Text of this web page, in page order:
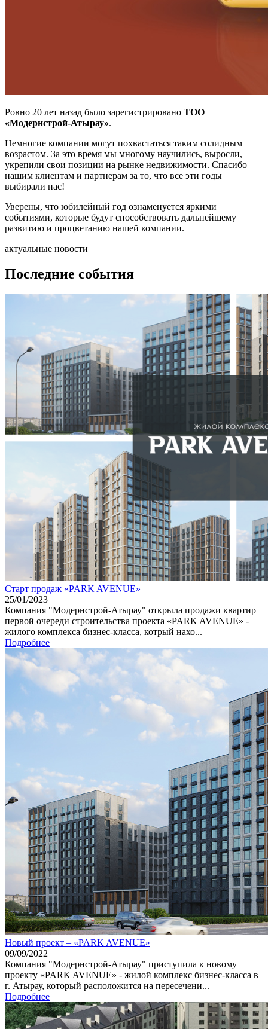
Ровно 20 лет назад было зарегистрировано ТОО
«Модернстрой-Атырау».
Немногие компании могут похвастаться таким солидным
возрастом. За это время мы многому научились, выросли,
укрепили свои позиции на рынке недвижимости. Спасибо
нашим клиентам и партнерам за то, что все эти годы
выбирали нас!
Уверены, что юбилейный год ознаменуется яркими
событиями, которые будут способствовать дальнейшему
развитию и процветанию нашей компании.
актуальные новости
Последние события
Старт продаж «PARK AVENUE»
25/01/2023
Компания "Модернстрой-Атырау" открыла продажи квартир
первой очереди строительства проекта «PARK AVENUE» -
жилого комплекса бизнес-класса, котрый нахо...
Подробнее
Новый проект – «PARK AVENUE»
09/09/2022
Компания "Модернстрой-Атырау" приступила к новому
проекту «PARK AVENUE» - жилой комплекс бизнес-класса в
г. Атырау, который расположится на пересечени...
Подробнее